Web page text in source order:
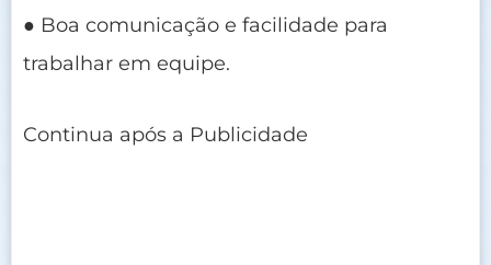
● Boa comunicação e facilidade para
trabalhar em equipe.
Continua após a Publicidade